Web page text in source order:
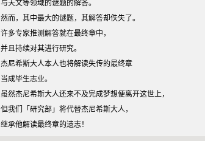
与天文等领域的谜题的解答。
然而，其中最大的谜题，其解答却佚失了。
许多专家推测解答就在最终章中，
并且持续对其进行研究。
杰尼希斯大人本人也将解读失传的最终章
当成毕生志业。
虽然杰尼希斯大人还来不及完成梦想便离开这世上，
但我们「研究部」将代替杰尼希斯大人，
继承他解读最终章的遗志！